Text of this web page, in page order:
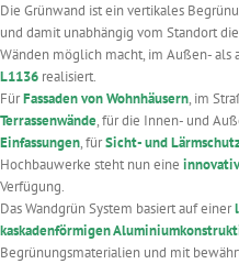
Die Grünwand ist ein vertikales
und damit unabhängig vom Standort
Wänden möglich macht, im Außen- als
L1136 realisiert.
FürFassaden von Wohnhäusern, im
Terrassenwände, für die Innen- und
Einfassungen, fürSicht- und
Hochbauwerke steht nun eine
Verfügung.
Das Wandgrün System basiert auf einer
kaskadenförmigen
Begrünungsmaterialien und mit